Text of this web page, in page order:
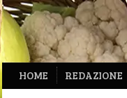
NAVIGAZIONE
SECONDARIA
HOME REDAZIONE